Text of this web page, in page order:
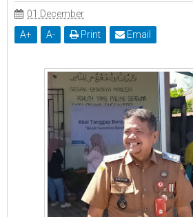
01 December
A+ A- Print Email